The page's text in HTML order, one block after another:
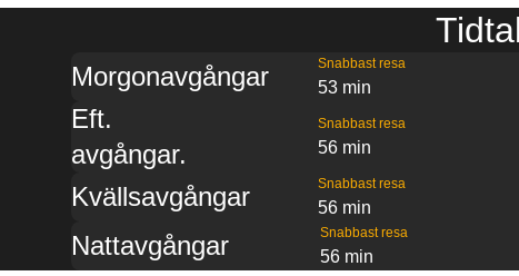
Morgonavgångar Snabbast resa
53 min
Eft.
avgångar.
Snabbast resa
56 min
Kvällsavgångar Snabbast resa
56 min
Nattavgångar Snabbast resa
56 min